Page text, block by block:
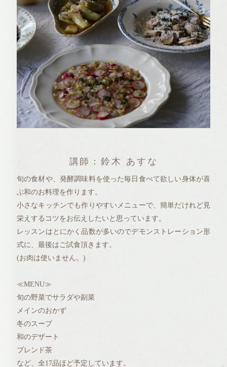
講師：鈴木 あすな
旬の食材や、発酵調味料を使った毎日食べて欲しい身体が喜
ぶ和のお料理を作ります。
小さなキッチンでも作りやすいメニューで、簡単だけれど見
栄えするコツをお伝えしたいと思っています。
レッスンはとにかく品数が多いのでデモンストレーション形
式に、最後はご試食頂きます。
(お肉は使いません。)
≪MENU≫
旬の野菜でサラダや副菜
メインのおかず
冬のスープ
和のデザート
ブレンド茶
など、全17品ほど予定しています。